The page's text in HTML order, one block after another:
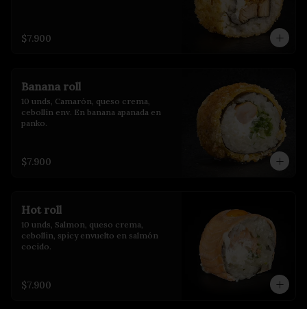
$7.900
Banana roll
10 unds, Camarón, queso crema,
cebollín env. En banana apanada en
panko.
$7.900
Hot roll
10 unds, Salmon, queso crema,
cebollin, spicy envuelto en salmón
cocido.
$7.900